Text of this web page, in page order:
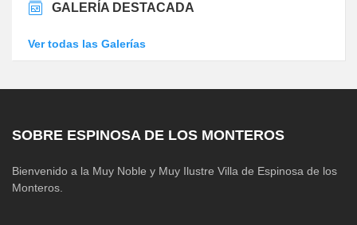
GALERÍA DESTACADA
Ver todas las Galerías
SOBRE ESPINOSA DE LOS MONTEROS
Bienvenido a la Muy Noble y Muy Ilustre Villa de Espinosa de los
Monteros.